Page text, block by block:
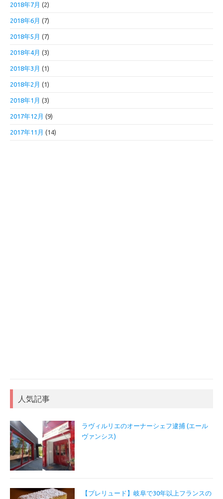
2018年7月 (2)
2018年6月 (7)
2018年5月 (7)
2018年4月 (3)
2018年3月 (1)
2018年2月 (1)
2018年1月 (3)
2017年12月 (9)
2017年11月 (14)
人気記事
ラヴィルリエのオーナーシェフ逮捕 (エール
ヴァンシス)
【プレリュード】岐阜で30年以上フランスの